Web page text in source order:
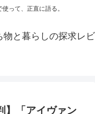
って、正直に語る。
物と暮らしの探求レビ
】「アイヴァン